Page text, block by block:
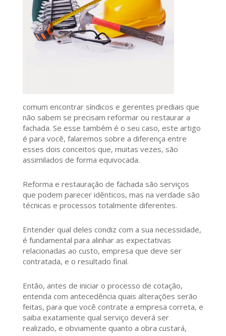
comum encontrar síndicos e gerentes prediais que
não sabem se precisam reformar ou restaurar a
fachada. Se esse também é o seu caso, este artigo
é para você, falaremos sobre a diferença entre
esses dois conceitos que, muitas vezes, são
assimilados de forma equivocada.
Reforma e restauração de fachada são serviços
que podem parecer idênticos, mas na verdade são
técnicas e processos totalmente diferentes.
Entender qual deles condiz com a sua necessidade,
é fundamental para alinhar as expectativas
relacionadas ao custo, empresa que deve ser
contratada, e o resultado final.
Então, antes de iniciar o processo de cotação,
entenda com antecedência quais alterações serão
feitas, para que você contrate a empresa correta, e
saiba exatamente qual serviço deverá ser
realizado, e obviamente quanto a obra custará,